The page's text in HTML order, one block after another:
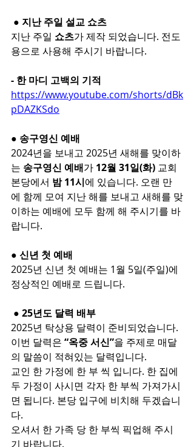
● 지난 주일 설교 쇼츠
지난 주일 쇼츠가 제작 되었습니다. 전도
용으로 사용해 주시기 바랍니다.
- 한 마디 고백의 기적
https://www.youtube.com/shorts/dBk
pDAZKSdo
● 송구영신 예배
2024년을 보내고 2025년 새해를 맞이하
는 송구영신 예배가 12월 31일(화) 교회
본당에서 밤 11시에 있습니다. 오랜 만
에 함께 모여 지난 해를 보내고 새해를 맞
이하는 예배에 모두 함께 해 주시기를 바
랍니다.
● 신년 첫 예배
2025년 신년 첫 예배는 1월 5일(주일)에
정상적인 예배로 드립니다.
● 25년도 달력 배부
2025년 탁상용 달력이 준비되었습니다.
이번 달력은 “옥중 서신”을 주제로 매달
의 말씀이 적혀있는 달력입니다.
교인 한 가정에 한 부 씩 입니다. 한 집에
두 가정이 사시면 각자 한 부씩 가져가시
면 됩니다. 본당 입구에 비치해 두겠습니
다.
오셔서 한 가족 당 한 부씩 픽업해 주시
기 바랍니다.